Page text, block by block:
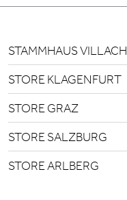
STAMMHAUS VILLACH
STORE KLAGENFURT
STORE GRAZ
STORE SALZBURG
STORE ARLBERG